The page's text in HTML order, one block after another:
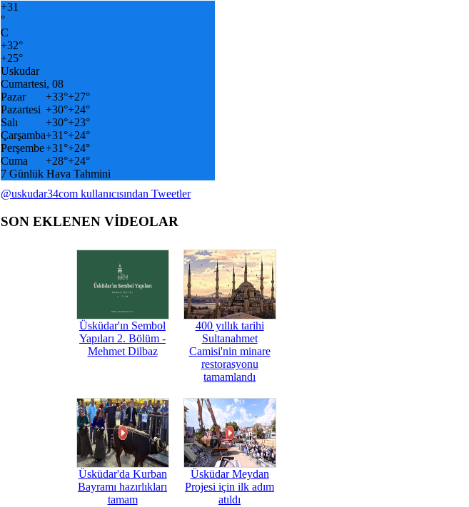
+31
°
C
+32°
+25°
Uskudar
Cumartesi, 08
Pazar
+33°+27°
Pazartesi +30°+24°
Salı
+30°+23°
Çarşamba+31°+24°
Perşembe+31°+24°
Cuma
+28°+24°
7 Günlük Hava Tahmini
@uskudar34com kullanıcısından Tweetler
SON EKLENEN VİDEOLAR
Üsküdar'ın Sembol
Yapıları 2. Bölüm -
Mehmet Dilbaz
400 yıllık tarihi
Sultanahmet
Camisi'nin minare
restorasyonu
tamamlandı
Üsküdar'da Kurban
Bayramı hazırlıkları
tamam
Üsküdar Meydan
Projesi için ilk adım
atıldı